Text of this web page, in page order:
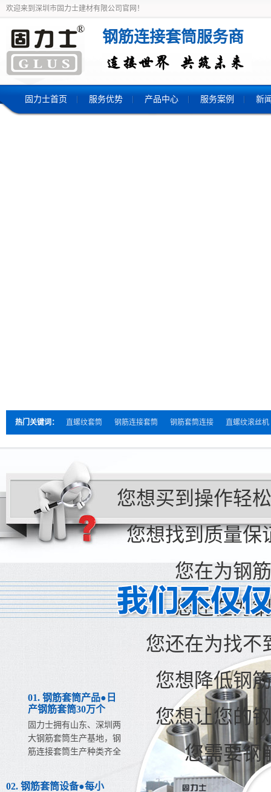
欢迎来到深圳市固力士建材有限公司官网！
钢筋连接套筒服务商
固力士首页 服务优势 产品中心 服务案例 新
热门关键词： 直螺纹套筒 钢筋连接套筒 钢筋套筒连接 直螺纹滚丝机
您想买到操作轻
您想找到质量保
您在为钢
您还在为
您还在为找不
您想降低钢
您想让您的
您需要钢
01. 钢筋套筒产品●日
产钢筋套筒30万个
固力士拥有山东、深圳两
大钢筋套筒生产基地，钢
筋连接套筒生产种类齐全
02. 钢筋套筒设备●每小